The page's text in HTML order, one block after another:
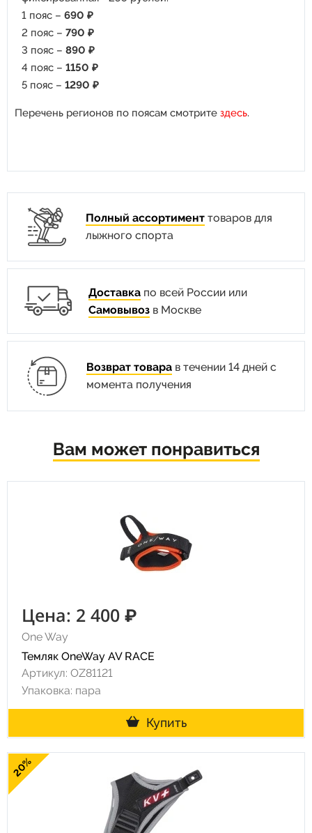
1 пояс – 690 ₽
2 пояс – 790 ₽
3 пояс – 890 ₽
4 пояс – 1150 ₽
5 пояс – 1290 ₽
Перечень регионов по поясам смотрите здесь.
Полный ассортимент товаров для
лыжного спорта
Доставка по всей России или
Самовывоз в Москве
Возврат товарав течении 14 дней с
момента получения
Вам может понравиться
Цена: 2 400 ₽
One Way
Темляк OneWay AV RACE
Артикул: OZ81121
Упаковка: пара
Купить
20%